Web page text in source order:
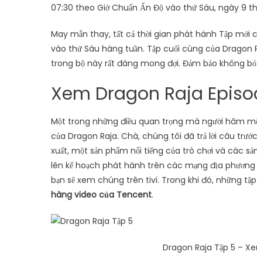
07:30 theo Giờ Chuẩn Ấn Độ vào thứ Sáu, ngày 9
May mắn thay, tất cả thời gian phát hành Tập mới
vào thứ Sáu hàng tuần. Tập cuối cùng của Dragon
trong bộ này rất đáng mong đợi. Đảm bảo không
Xem Dragon Raja
Một trong những điều quan trọng mà người hâm
của Dragon Raja. Chà, chúng tôi đã trả lời câu
xuất, một sản phẩm nổi tiếng của trò chơi và các
lên kế hoạch phát hành trên các mạng địa
bạn sẽ xem chúng trên tivi. Trong khi đó, những
hàng video của Tencent.
Dragon Raja Tập 5 –